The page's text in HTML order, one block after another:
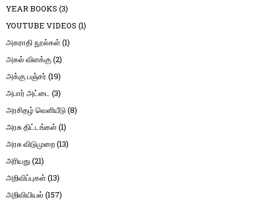
YEAR BOOKS (3)
YOUTUBE VIDEOS (1)
அகராதி நூல்கள்(1)
அகல் விளக்கு(2)
அக்கு பஞ்சர் (19)
அபார் அட்டை (3)
அரசிதழ் வெளியீடு(8)
அரசு திட்டங்கள்(1)
அரசு விடுமுறை(13)
அரியது(21)
அறிவிப்புகள்(13)
அறிவியியல் (157)